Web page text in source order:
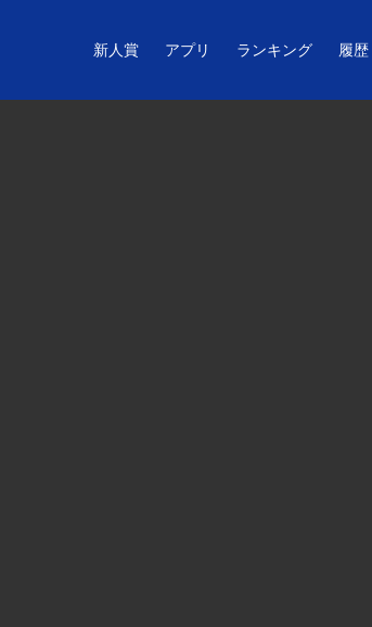
新人賞 アプリ ランキング 履歴